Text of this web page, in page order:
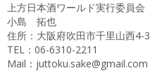
上方日本酒ワールド実行委員会
小島 拓也
住所：大阪府吹田市千里山西4-
TEL：06-6310-2211
Mail：juttoku.sake@gmail.com